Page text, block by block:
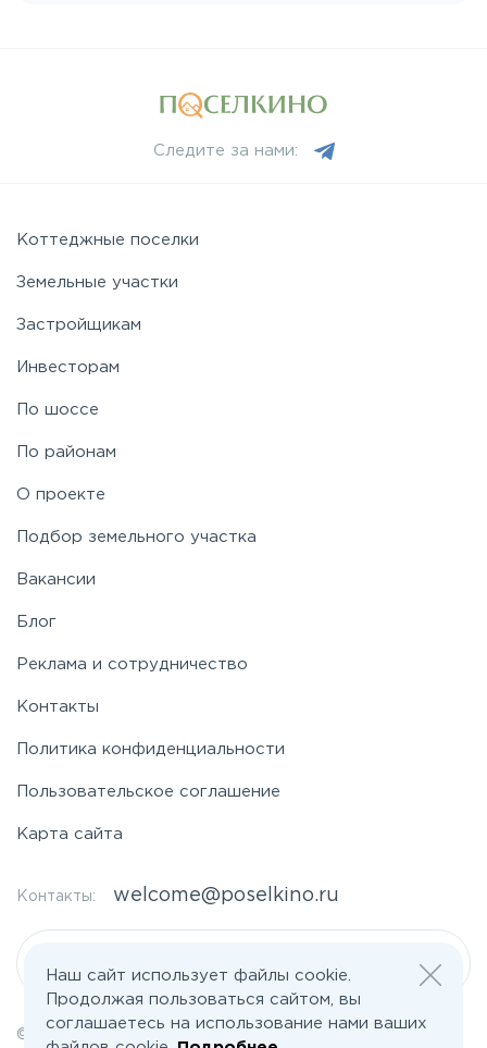
Следите за нами:
Коттеджные поселки
Земельные участки
Застройщикам
Инвесторам
По шоссе
По районам
О проекте
Подбор земельного участка
Вакансии
Блог
Реклама и сотрудничество
Контакты
Политика конфиденциальности
Пользовательское соглашение
Карта сайта
Контакты: welcome@poselkino.ru
© 2026 Все права защищены | poselkino.ru
Наш сайт использует файлы cookie.
Продолжая пользоваться сайтом, вы
соглашаетесь на использование нами ваших